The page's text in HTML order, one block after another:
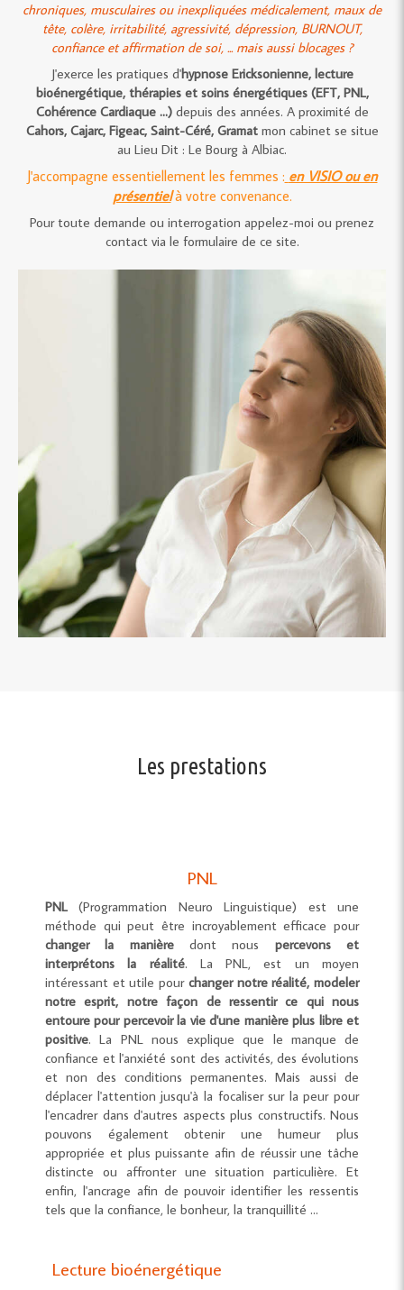
chroniques, musculaires ou inexpliquées médicalement, maux de
tête, colère, irritabilité, agressivité, dépression, BURNOUT,
confiance et affirmation de soi, ... mais aussi blocages ?
J'exerce les pratiques d'hypnose Ericksonienne, lecture
bioénergétique, thérapies et soins énergétiques (EFT, PNL,
Cohérence Cardiaque ...) depuis des années. A proximité de
Cahors, Cajarc, Figeac, Saint-Céré, Gramatmon cabinet se situe
au Lieu Dit : Le Bourg à Albiac.
J'accompagne essentiellement les femmes : en VISIO ou en
présentiel à votre convenance.
Pour toute demande ou interrogation appelez-moi ou prenez
contact via le formulaire de ce site.
Les prestations
PNL
PNL (Programmation Neuro Linguistique) est une
méthode qui peut être incroyablement efficace pour
changer la manièredont nous percevons et
interprétons la réalité. La PNL, est un moyen
intéressant et utile pour changer notre réalité, modeler
notre esprit, notre façon de ressentir ce qui nous
entoure pour percevoir la vie d'une manière plus libre et
positive. La PNL nous explique que le manque de
confiance et l'anxiété sont des activités, des évolutions
et non des conditions permanentes. Mais aussi de
déplacer l'attention jusqu'à la focaliser sur la peur pour
l'encadrer dans d'autres aspects plus constructifs. Nous
pouvons également obtenir une humeur plus
appropriée et plus puissante afin de réussir une tâche
distincte ou affronter une situation particulière. Et
enfin, l'ancrage afin de pouvoir identifier les ressentis
tels que la confiance, le bonheur, la tranquillité ...
Lecture bioénergétique